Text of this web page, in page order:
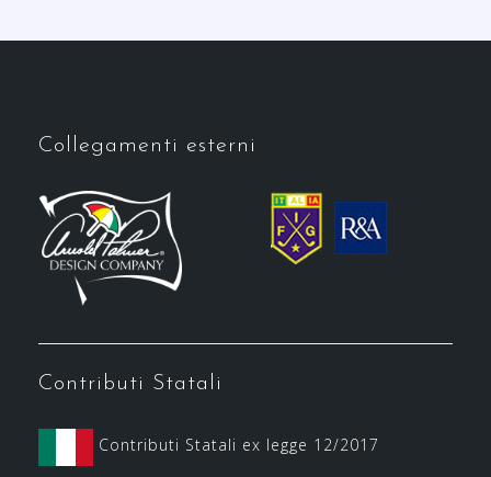
Collegamenti esterni
Contributi Statali
Contributi Statali ex legge 12/2017